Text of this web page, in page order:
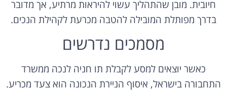
חיובית. מובן שהתהליך עשוי להיראות מרתיע, אך מדובר
בדרך מפותלת המובילה להטבה מכרעת לקהילת הנכים.
מסמכים נדרשים
כאשר יוצאים למסע לקבלת תו חניה לנכה ממשרד
התחבורה בישראל, איסוף הניירת הנכונה הוא צעד מכריע.